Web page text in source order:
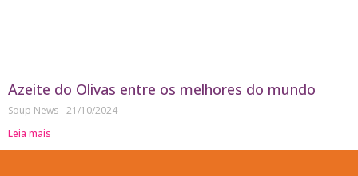
Azeite do Olivas entre os melhores do mundo
Soup News 21/10/2024
Leia mais